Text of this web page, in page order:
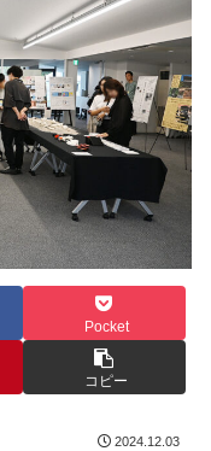
Pocket
コピー
2024.12.03